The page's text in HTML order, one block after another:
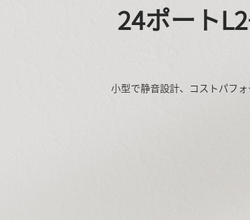
24ポート
小型で静音設計、コストパフ